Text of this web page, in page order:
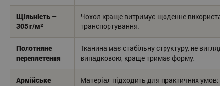
Щільність —
305 г/м²
Чохол краще витримує щоденне
транспортування.
Полотняне
переплетення
Тканина має стабільну структуру, не
випадковою, краще тримає форму.
Армійське
Матеріал підходить для практичних